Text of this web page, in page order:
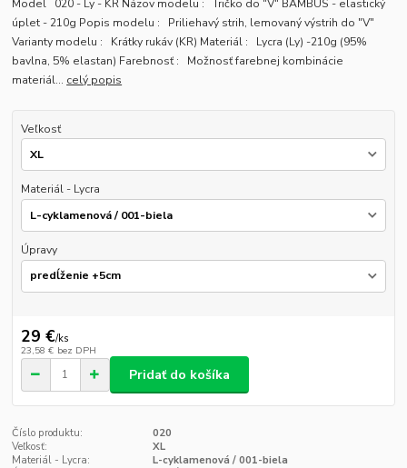
Model 020 - Ly - KR Názov modelu : Tričko do "V" BAMBUS - elastický
úplet - 210g Popis modelu : Priliehavý strih, lemovaný výstrih do "V"
Varianty modelu : Krátky rukáv (KR) Materiál : Lycra (Ly) -210g (95%
bavlna, 5% elastan) Farebnosť : Možnosť farebnej kombinácie
materiál... celý popis
Veľkosť
Materiál - Lycra
Úpravy
29 €/ks
23,58 € bez DPH
Pridať do košíka
Číslo produktu:
020
Veľkosť:
XL
Materiál - Lycra:
L-cyklamenová / 001-biela